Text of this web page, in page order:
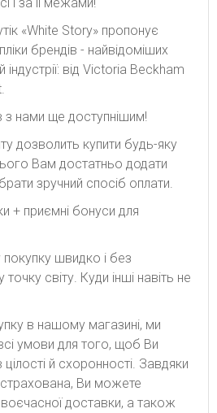
«White Story» пропонує
брендів - найвідоміших
індустрії: від Victoria Beckham
з нами ще доступнішим!
дозволить купити будь-яку
Вам достатньо додати
зручний спосіб оплати.
+ приємні бонуси для
швидко і без
світу. Куди інші навіть не
в нашому магазині, ми
умови для того, щоб Ви
цілості й схоронності. Завдяки
Ви можете
доставки, а також